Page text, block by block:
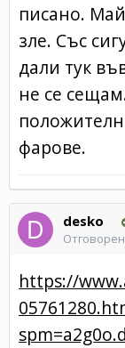
писано.
зле. Със
дали тук
не се
фарове.
desko
https://